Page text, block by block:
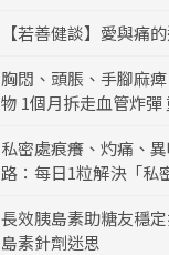
【若善健談】愛與痛
胸悶、頭脹、手腳麻
物 1個月拆走血管炸彈
私密處痕癢、灼痛、
路：每日1粒解決「私
長效胰島素助糖友穩
島素針劑迷思